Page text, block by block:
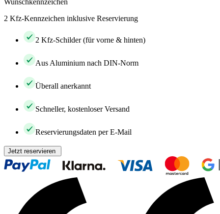
Wunschkennzeichen
2 Kfz-Kennzeichen inklusive Reservierung
2 Kfz-Schilder (für vorne & hinten)
Aus Aluminium nach DIN-Norm
Überall anerkannt
Schneller, kostenloser Versand
Reservierungsdaten per E-Mail
Jetzt reservieren